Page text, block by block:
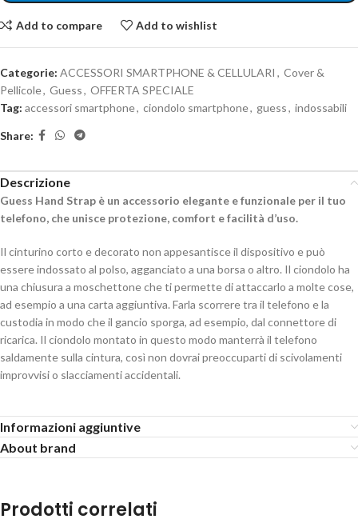
Add to compare Add to wishlist
Categorie: ACCESSORI SMARTPHONE & CELLULARI , Cover &
Pellicole, Guess, OFFERTA SPECIALE
Tag: accessori smartphone, ciondolo smartphone, guess, indossabili
Share:
Descrizione
Guess Hand Strap è un accessorio elegante e funzionale per il tuo
telefono, che unisce protezione, comfort e facilità d’uso.
Il cinturino corto e decorato non appesantisce il dispositivo e può
essere indossato al polso, agganciato a una borsa o altro. Il ciondolo ha
una chiusura a moschettone che ti permette di attaccarlo a molte cose,
ad esempio a una carta aggiuntiva. Farla scorrere tra il telefono e la
custodia in modo che il gancio sporga, ad esempio, dal connettore di
ricarica. Il ciondolo montato in questo modo manterrà il telefono
saldamente sulla cintura, così non dovrai preoccuparti di scivolamenti
improvvisi o slacciamenti accidentali.
Informazioni aggiuntive
About brand
Prodotti correlati